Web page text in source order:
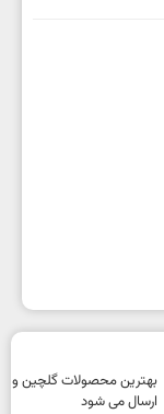
بهترین محصولات گلچین و
ارسال می شود